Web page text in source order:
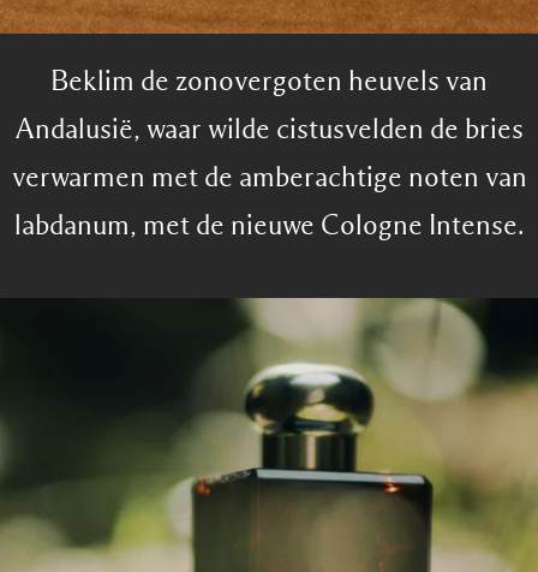
Beklim de zonovergoten heuvels van
Andalusië, waar wilde cistusvelden de bries
verwarmen met de amberachtige noten van
labdanum, met de nieuwe Cologne Intense.